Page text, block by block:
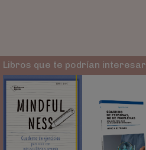
Libros que te podrían interesar